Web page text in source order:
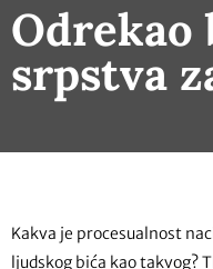
Odrekao
srpstva
Kakva je procesualnost
ljudskog bića kao takvog?